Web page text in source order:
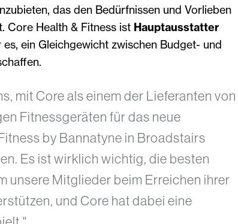
das den Bedürfnissen und Vorlieben
Core Health & Fitness ist Hauptausstatter
ein Gleichgewicht zwischen Budget- und
mit Core als einem der Lieferanten von
Fitnessgeräten für das neue
by Bannatyne in Broadstairs
Es ist wirklich wichtig, die besten
unsere Mitglieder beim Erreichen ihrer
und Core hat dabei eine